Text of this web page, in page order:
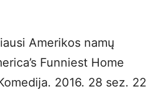
Amerikos namų
Funniest Home
2016. 28 sez. 22